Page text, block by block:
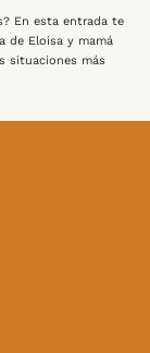
En esta entrada te
de Eloisa y mamá
situaciones más